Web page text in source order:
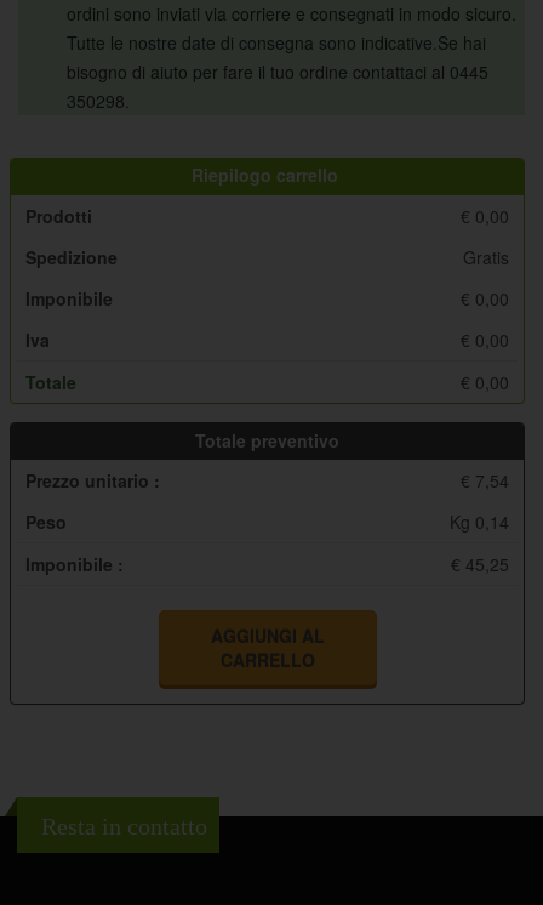
ordini sono inviati via corriere e consegnati in modo sicuro.
Tutte le nostre date di consegna sono indicative.Se hai
bisogno di aiuto per fare il tuo ordine contattaci al 0445
350298.
Riepilogo carrello
Prodotti
€ 0,00
Spedizione
Gratis
Imponibile
€ 0,00
Iva
€ 0,00
Totale
€ 0,00
Totale preventivo
Prezzo unitario :
€ 7,54
Peso
Kg 0,14
Imponibile :
€ 45,25
AGGIUNGI AL
CARRELLO
Resta in contatto